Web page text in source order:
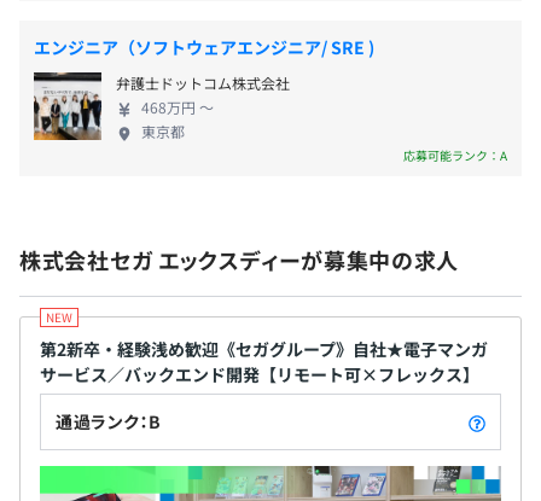
スの開発メンバー、業務委託の方も現在参加されています
が、将来的には完全内製として完結することを目標として
います）
ディレクター、デザイナー、セールス、エンジニア含めて
す）
・ディベロップメントアンドグロース部ディベロップメン
ト課（個々人に割り当てられた自社のサービス開発に従
事）
エンジニアのメンバー層で約10名のチーム（左記とは別
で、マネジメント層もいます）
昇給・昇格：年1回
社会保険完備（健康保険・厚生年金加入・雇用保険・労災
保険）
※介護保険については、満40歳以上が加入対象となりま
す。
無期雇用
エンジニア（ソフトウェアエンジニア/ SRE )
弁護士ドットコム株式会社
468万円 〜
東京都
応募可能ランク：A
株式会社セガ エックスディーが募集中の求人
第2新卒・経験浅め歓迎《セガグループ》自社★電子マンガ
サービス／バックエンド開発【リモート可×フレックス】
通過ランク：B